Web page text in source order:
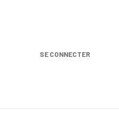
SE CONNECTER